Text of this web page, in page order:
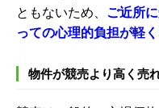
ともないため、 ご近所
っての心理的負担が軽
物件が競売より高く売